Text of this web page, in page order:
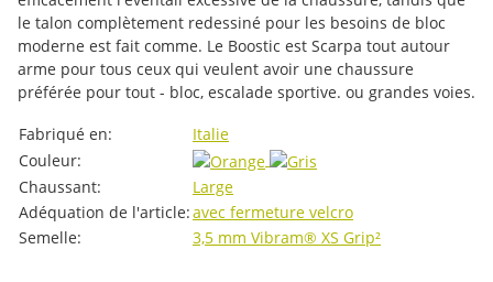
le talon complètement redessiné pour les besoins de bloc
moderne est fait comme. Le Boostic est Scarpa tout autour
arme pour tous ceux qui veulent avoir une chaussure
préférée pour tout - bloc, escalade sportive. ou grandes voies.
#productDetails.itemInformation#
#productDetails.itemValue#
Fabriqué en:
Italie
Couleur:
Chaussant:
Large
Adéquation de l'article:avec fermeture velcro
Semelle:
3,5 mm Vibram® XS Grip²